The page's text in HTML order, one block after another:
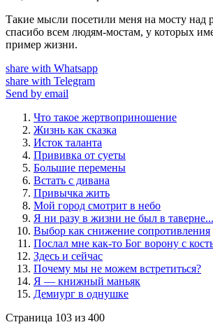
Такие мысли посетили меня на мосту над
спасибо всем людям-мостам, у которых
пример жизни.
share with Whatsapp
share with Telegram
Send by email
Что такое жертвоприношение
Жизнь как сказка
Исток таланта
Прививка от суеты
Большие перемены
Встать с дивана
Привычка жить
Мой город смотрит в небо
Я ни разу в жизни не был в таверне...
Выбор как снижение сопротивления
Послал мне как-то Бог ворону с
Здесь и сейчас
Почему мы не можем встретиться?
Я — книжный маньяк
Демиург в однушке
Страница 103 из 400